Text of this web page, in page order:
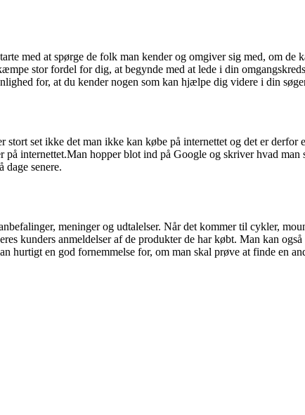
med at spørge de folk man kender og omgiver sig med, om de
stor fordel for dig, at begynde med at lede i din
for, at du kender nogen som kan hjælpe dig videre i din
set ikke det man ikke kan købe på internettet og det er derfor
internettet.Man hopper blot ind på Google og skriver hvad man
senere.
meninger og udtalelser. Når det kommer til cykler,
kunders anmeldelser af de produkter de har købt. Man kan
hurtigt en god fornemmelse for, om man skal prøve at finde en